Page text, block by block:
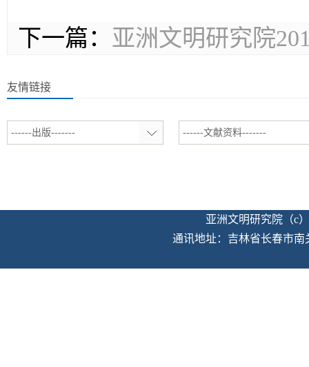
下一篇： 亚洲文明研究院
友情链接
------出版------- ------文献资料-------
亚洲文明研究院（c
通讯地址：吉林省长春市南